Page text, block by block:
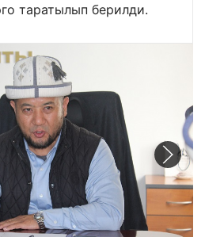
таратылып берилди.